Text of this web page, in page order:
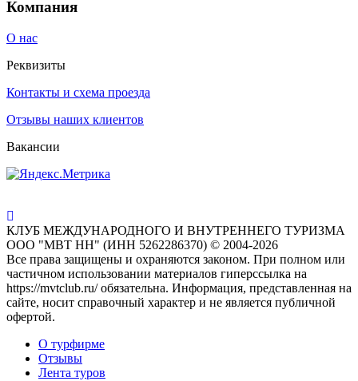
Компания
О нас
Реквизиты
Контакты и схема проезда
Отзывы наших клиентов
Вакансии
КЛУБ МЕЖДУНАРОДНОГО И ВНУТРЕННЕГО ТУРИЗМА
ООО "МВТ НН" (ИНН 5262286370) © 2004-2026
Все права защищены и охраняются законом. При полном или
частичном использовании материалов гиперссылка на
https://mvtclub.ru/ обязательна. Информация, представленная на
сайте, носит справочный характер и не является публичной
офертой.
О турфирме
Отзывы
Лента туров